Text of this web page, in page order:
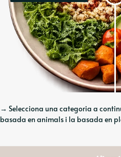
→ Selecciona una categoria a
basada en animals i la basada en